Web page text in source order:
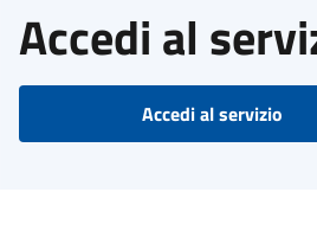
Accedi al
Accedi al servizio